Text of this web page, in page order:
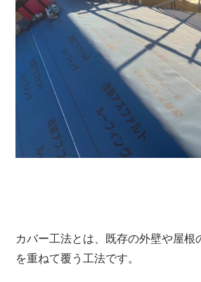
カバー工法とは、既存の外壁や屋根
を重ねて覆う工法です。